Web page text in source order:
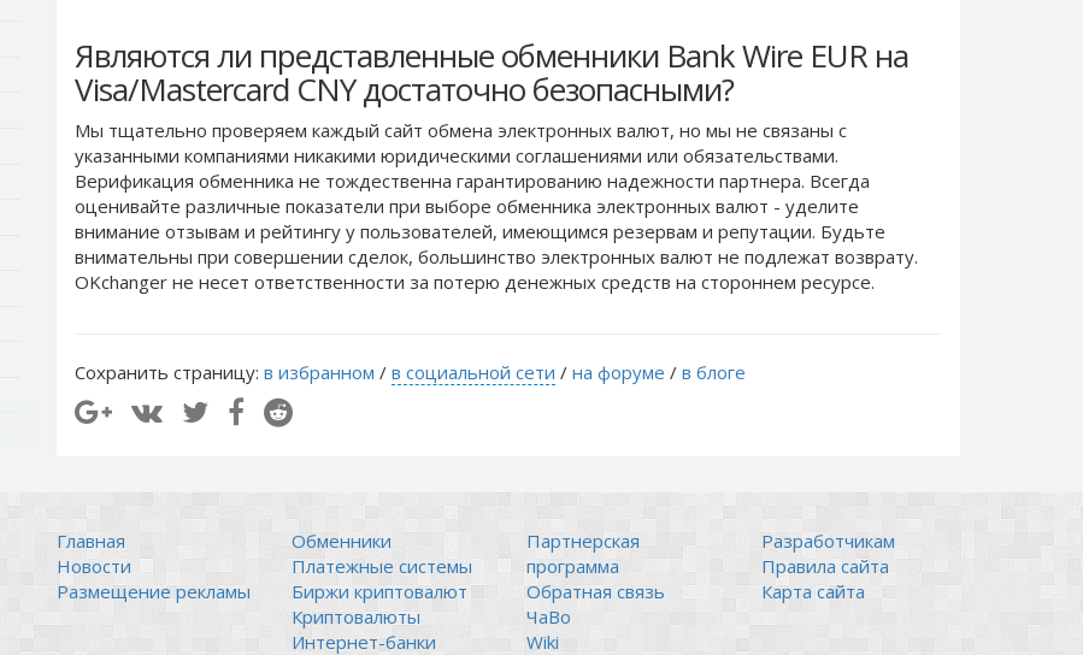
Являются ли представленные обменники Bank Wire EUR на
Visa/Mastercard CNY достаточно безопасными?
Мы тщательно проверяем каждый сайт обмена электронных валют, но мы не связаны c
указанными компаниями никакими юридическими соглашениями или обязательствами.
Верификация обменника не тождественна гарантированию надежности партнера. Всегда
оценивайте различные показатели при выборе обменника электронных валют - уделите
внимание отзывам и рейтингу у пользователей, имеющимся резервам и репутации. Будьте
внимательны при совершении сделок, большинство электронных валют не подлежат возврату.
OKchanger не несет ответственности за потерю денежных средств на стороннем ресурсе.
Сохранить страницу: в избранном / в социальной сети / на форуме / в блоге
Главная
Новости
Размещение рекламы
Обменники
Платежные системы
Биржи криптовалют
Криптовалюты
Интернет-банки
Партнерская
программа
Обратная связь
ЧаВо
Wiki
Разработчикам
Правила сайта
Карта сайта